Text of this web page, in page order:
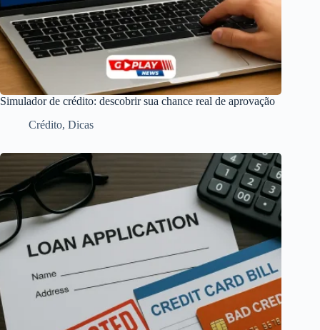
Simulador de crédito: descobrir sua chance real de aprovação
Crédito, Dicas